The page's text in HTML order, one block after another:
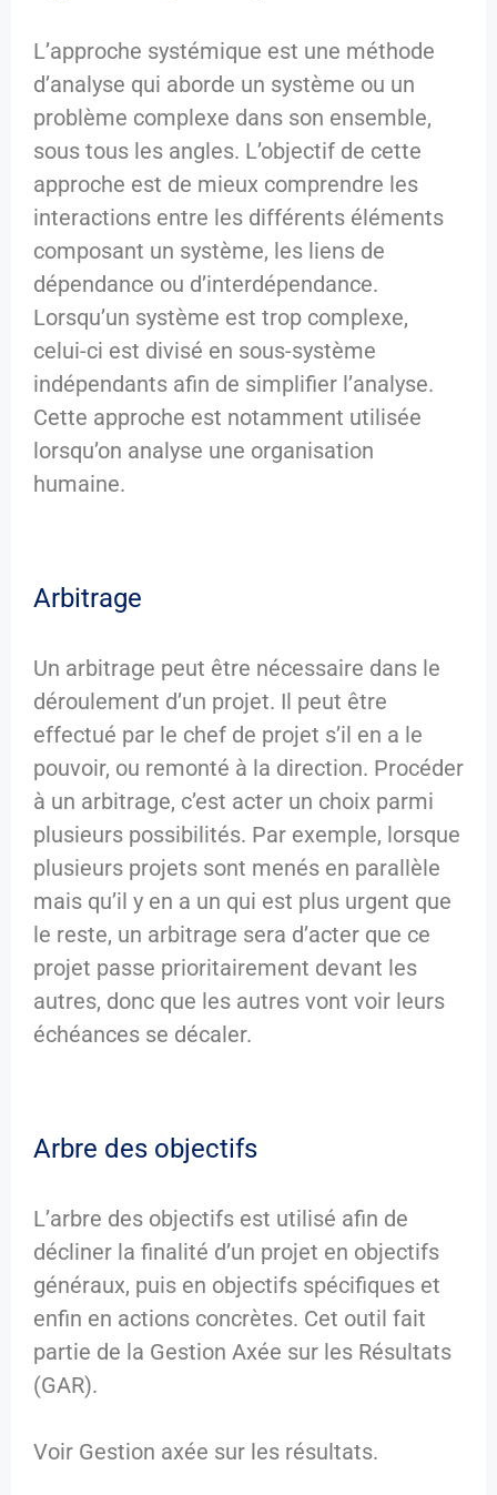
L’approche systémique est une méthode
d’analyse qui aborde un système ou un
problème complexe dans son ensemble,
sous tous les angles. L’objectif de cette
approche est de mieux comprendre les
interactions entre les différents éléments
composant un système, les liens de
dépendance ou d’interdépendance.
Lorsqu’un système est trop complexe,
celui-ci est divisé en sous-système
indépendants afin de simplifier l’analyse.
Cette approche est notamment utilisée
lorsqu’on analyse une organisation
humaine.
Arbitrage
Un arbitrage peut être nécessaire dans le
déroulement d’un projet. Il peut être
effectué par le chef de projet s’il en a le
pouvoir, ou remonté à la direction. Procéder
à un arbitrage, c’est acter un choix parmi
plusieurs possibilités. Par exemple, lorsque
plusieurs projets sont menés en parallèle
mais qu’il y en a un qui est plus urgent que
le reste, un arbitrage sera d’acter que ce
projet passe prioritairement devant les
autres, donc que les autres vont voir leurs
échéances se décaler.
Arbre des objectifs
L’arbre des objectifs est utilisé afin de
décliner la finalité d’un projet en objectifs
généraux, puis en objectifs spécifiques et
enfin en actions concrètes. Cet outil fait
partie de la Gestion Axée sur les Résultats
(GAR).
Voir Gestion axée sur les résultats.